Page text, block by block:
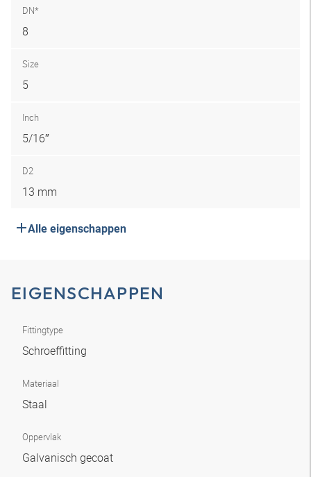
DN*
8
Size
5
Inch
5/16″
D2
13 mm
Alle eigenschappen
EIGENSCHAPPEN
Fittingtype
Schroeffitting
Materiaal
Staal
Oppervlak
Galvanisch gecoat